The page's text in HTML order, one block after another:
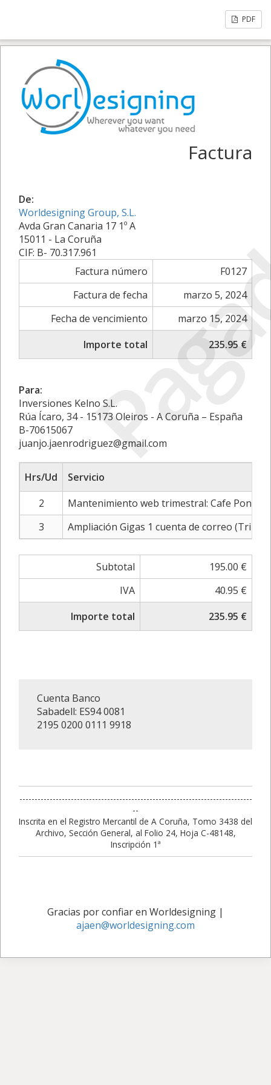
PDF
Factura
De:
Worldesigning Group, S.L.
Avda Gran Canaria 17 1º A
15011 - La Coruña
CIF: B- 70.317.961
Factura número
F0127
Factura de fecha
marzo 5, 2024
Fecha de vencimiento
marzo 15, 2024
Importe total
235.95 €
Para:
Inversiones Kelno S.L.
Rúa Ícaro, 34 - 15173 Oleiros - A Coruña – España
B-70615067
juanjo.jaenrodriguez@gmail.com
Hrs/Ud
Servicio
2
Mantenimiento web trimestral: Cafe
3
Ampliación Gigas 1 cuenta de correo
Subtotal
195.00 €
IVA
40.95 €
Importe total
235.95 €
Cuenta Banco
Sabadell: ES94 0081
2195 0200 0111 9918
-----------------------------------------------------------------------------
--
Inscrita en el Registro Mercantil de A Coruña, Tomo 3438 del
Archivo, Sección General, al Folio 24, Hoja C-48148,
Inscripción 1ª
Gracias por confiar en Worldesigning |
ajaen@worldesigning.com